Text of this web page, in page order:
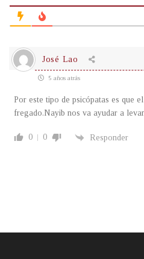
José Lao
5 años atrás
Por este tipo de psicópatas es que
fregado.Nayib nos va ayudar a
0 0 Responder